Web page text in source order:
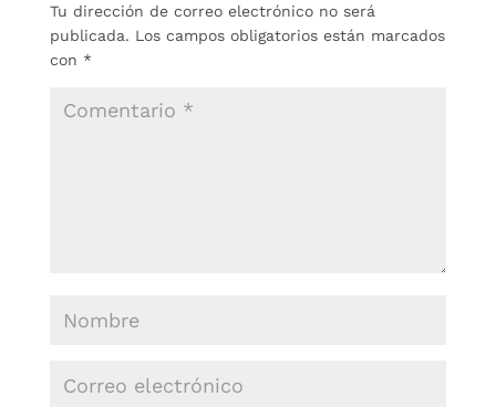
Tu dirección de correo electrónico no será
publicada. Los campos obligatorios están marcados
con *